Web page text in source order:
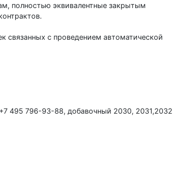
полностью эквивалентные закрытым
связанных с проведением автоматической
495 796-93-88, добавочный 2030, 2031,2032